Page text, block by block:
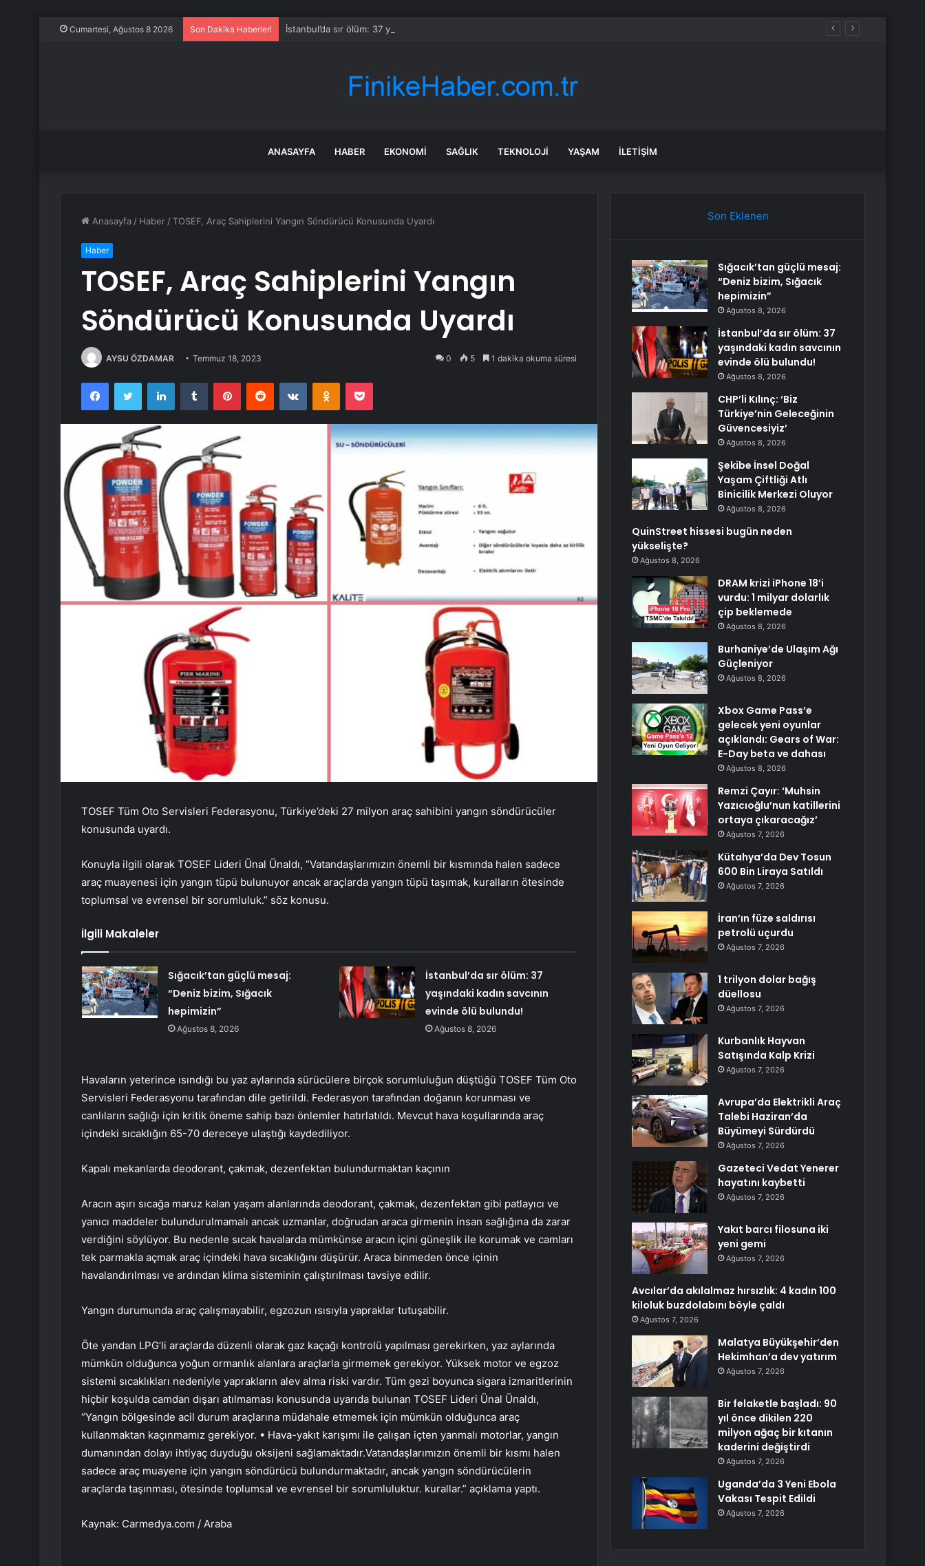
Cumartesi, Ağustos 8 2026 Son Dakika Haberleri İstanbul’da sır ölüm: 37 yaşındaki kadın savcının evinde ölü bulundu!
ANASAYFA HABER EKONOMI SAĞLIK TEKNOLOJI YAŞAM İLETIŞIM
Anasayfa / Haber /TOSEF, Araç Sahiplerini Yangın Söndürücü Konusunda Uyardı
Haber
TOSEF, Araç Sahiplerini Yangın
Söndürücü Konusunda Uyardı
AYSU ÖZDAMAR Temmuz 18, 2023 0 5 1 dakika okuma süresi
FacebookTwitter LinkedInTumblr PinterestReddit VKontakteOdnoklassniki
Pocket
TOSEF Tüm Oto Servisleri Federasyonu, Türkiye’deki 27 milyon araç sahibini yangın söndürücüler
konusunda uyardı.
Konuyla ilgili olarak TOSEF Lideri Ünal Ünaldı, “Vatandaşlarımızın önemli bir kısmında halen sadece
araç muayenesi için yangın tüpü bulunuyor ancak araçlarda yangın tüpü taşımak, kuralların ötesinde
toplumsal ve evrensel bir sorumluluk.” söz konusu.
İlgili Makaleler
Sığacık’tan güçlü mesaj:
“Deniz bizim, Sığacık
hepimizin”
Ağustos 8, 2026
İstanbul’da sır ölüm: 37
yaşındaki kadın savcının
evinde ölü bulundu!
Ağustos 8, 2026
Havaların yeterince ısındığı bu yaz aylarında sürücülere birçok sorumluluğun düştüğü TOSEF Tüm Oto
Servisleri Federasyonu tarafından dile getirildi. Federasyon tarafından doğanın korunması ve
canlıların sağlığı için kritik öneme sahip bazı önlemler hatırlatıldı. Mevcut hava koşullarında araç
içindeki sıcaklığın 65-70 dereceye ulaştığı kaydediliyor.
Kapalı mekanlarda deodorant, çakmak, dezenfektan bulundurmaktan kaçının
Aracın aşırı sıcağa maruz kalan yaşam alanlarında deodorant, çakmak, dezenfektan gibi patlayıcı ve
yanıcı maddeler bulundurulmamalı ancak uzmanlar, doğrudan araca girmenin insan sağlığına da zarar
verdiğini söylüyor. Bu nedenle sıcak havalarda mümkünse aracın içini güneşlik ile korumak ve camları
tek parmakla açmak araç içindeki hava sıcaklığını düşürür. Araca binmeden önce içinin
havalandırılması ve ardından klima sisteminin çalıştırılması tavsiye edilir.
Yangın durumunda araç çalışmayabilir, egzozun ısısıyla yapraklar tutuşabilir.
Öte yandan LPG’li araçlarda düzenli olarak gaz kaçağı kontrolü yapılması gerekirken, yaz aylarında
mümkün olduğunca yoğun ormanlık alanlara araçlarla girmemek gerekiyor. Yüksek motor ve egzoz
sistemi sıcaklıkları nedeniyle yaprakların alev alma riski vardır. Tüm gezi boyunca sigara izmaritlerinin
hiçbir koşulda camdan dışarı atılmaması konusunda uyarıda bulunan TOSEF Lideri Ünal Ünaldı,
“Yangın bölgesinde acil durum araçlarına müdahale etmemek için mümkün olduğunca araç
kullanmaktan kaçınmamız gerekiyor. • Hava-yakıt karışımı ile çalışan içten yanmalı motorlar, yangın
dumanından dolayı ihtiyaç duyduğu oksijeni sağlamaktadır.Vatandaşlarımızın önemli bir kısmı halen
sadece araç muayene için yangın söndürücü bulundurmaktadır, ancak yangın söndürücülerin
araçlarda taşınması, ötesinde toplumsal ve evrensel bir sorumluluktur. kurallar.” açıklama yaptı.
Kaynak: Carmedya.com / Araba
Son Eklenen
Sığacık’tan güçlü mesaj:
“Deniz bizim, Sığacık
hepimizin”
Ağustos 8, 2026
İstanbul’da sır ölüm: 37
yaşındaki kadın savcının
evinde ölü bulundu!
Ağustos 8, 2026
CHP’li Kılınç: ‘Biz
Türkiye’nin Geleceğinin
Güvencesiyiz’
Ağustos 8, 2026
Şekibe İnsel Doğal
Yaşam Çiftliği Atlı
Binicilik Merkezi Oluyor
Ağustos 8, 2026
QuinStreet hissesi bugün neden
yükselişte?
Ağustos 8, 2026
DRAM krizi iPhone 18’i
vurdu: 1 milyar dolarlık
çip beklemede
Ağustos 8, 2026
Burhaniye’de Ulaşım Ağı
Güçleniyor
Ağustos 8, 2026
Xbox Game Pass’e
gelecek yeni oyunlar
açıklandı: Gears of War:
E-Day beta ve dahası
Ağustos 8, 2026
Remzi Çayır: ‘Muhsin
Yazıcıoğlu’nun katillerini
ortaya çıkaracağız’
Ağustos 7, 2026
Kütahya’da Dev Tosun
600 Bin Liraya Satıldı
Ağustos 7, 2026
İran’ın füze saldırısı
petrolü uçurdu
Ağustos 7, 2026
1 trilyon dolar bağış
düellosu
Ağustos 7, 2026
Kurbanlık Hayvan
Satışında Kalp Krizi
Ağustos 7, 2026
Avrupa’da Elektrikli Araç
Talebi Haziran’da
Büyümeyi Sürdürdü
Ağustos 7, 2026
Gazeteci Vedat Yenerer
hayatını kaybetti
Ağustos 7, 2026
Yakıt barcı filosuna iki
yeni gemi
Ağustos 7, 2026
Avcılar’da akılalmaz hırsızlık: 4 kadın 100
kiloluk buzdolabını böyle çaldı
Ağustos 7, 2026
Malatya Büyükşehir’den
Hekimhan’a dev yatırım
Ağustos 7, 2026
Bir felaketle başladı: 90
yıl önce dikilen 220
milyon ağaç bir kıtanın
kaderini değiştirdi
Ağustos 7, 2026
Uganda’da 3 Yeni Ebola
Vakası Tespit Edildi
Ağustos 7, 2026